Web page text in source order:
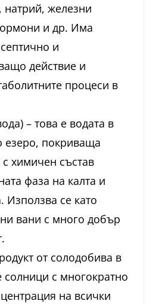
натрий, железни
и др. Има
и
действие и
процеси в
– това е водата в
езеро, покриваща
химичен състав
фаза на калта и
Използва се като
вани с много добър
от солодобива в
с многократно
на всички